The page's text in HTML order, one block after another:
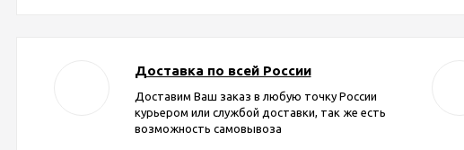
Доставка по всей России
Доставим Ваш заказ в любую точку России
курьером или службой доставки, так же есть
возможность самовывоза